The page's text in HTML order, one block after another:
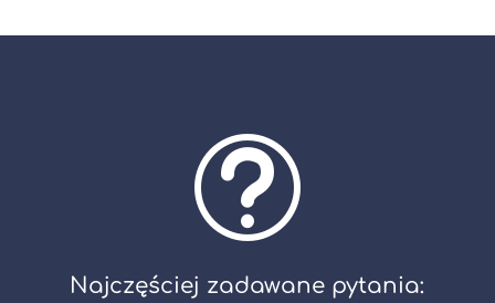
t
Najczęściej zadawane pytania: